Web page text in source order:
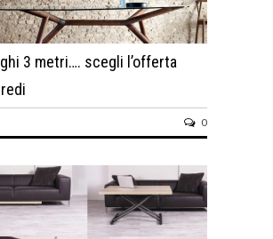
3 metri…. scegli l’offerta
0